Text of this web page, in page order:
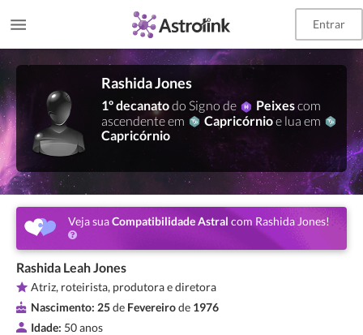
Entrar
Rashida Jones
1º decanatodo Signo de Peixescom
ascendente em
Capricórnioe lua em
Capricórnio
Veja suaCompatibilidade Astral com Rashida Jones!
Rashida Leah Jones
Atriz, roteirista, produtora e diretora
Nascimento: 25de Fevereirode 1976
Idade: 50 anos